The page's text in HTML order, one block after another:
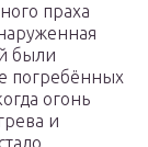
праха
были
погребённых
огонь
и